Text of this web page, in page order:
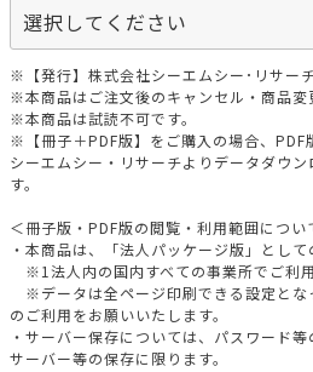
※【発行】株式会社シーエムシー･リサー
※本商品はご注文後のキャンセル・商品変
※本商品は試読不可です。
※【冊子＋PDF版】をご購入の場合、PDF
シーエムシー・リサーチよりデータダウ
す。
＜冊子版・PDF版の閲覧・利用範囲につい
・本商品は、「法人パッケージ版」として
※1法人内の国内すべての事業所でご利用
※データは全ページ印刷できる設定とな
のご利用をお願いいたします。
・サーバー保存については、パスワード
サーバー等の保存に限ります。